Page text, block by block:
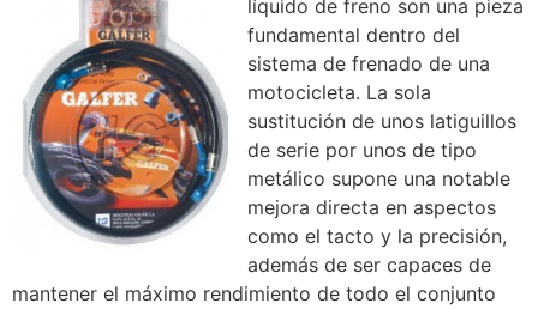
líquido de freno son una pieza
fundamental dentro del
sistema de frenado de una
motocicleta. La sola
sustitución de unos latiguillos
de serie por unos de tipo
metálico supone una notable
mejora directa en aspectos
como el tacto y la precisión,
además de ser capaces de
mantener el máximo rendimiento de todo el conjunto